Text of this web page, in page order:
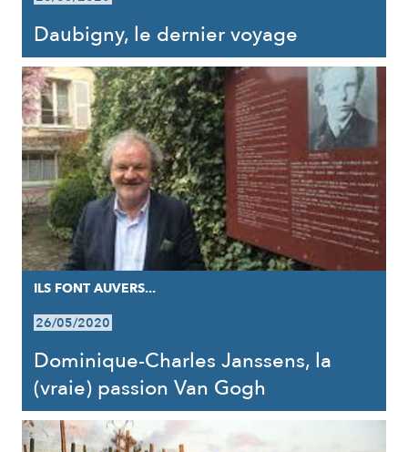
Daubigny, le dernier voyage
ILS FONT AUVERS...
26/05/2020
Dominique-Charles Janssens, la
(vraie) passion Van Gogh